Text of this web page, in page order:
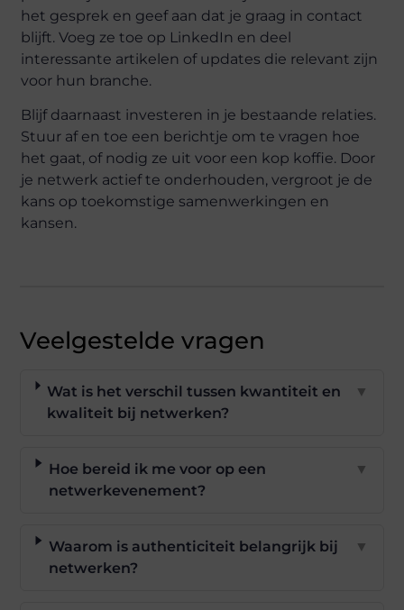
het gesprek en geef aan dat je graag in contact
blijft. Voeg ze toe op LinkedIn en deel
interessante artikelen of updates die relevant zijn
voor hun branche.
Blijf daarnaast investeren in je bestaande relaties.
Stuur af en toe een berichtje om te vragen hoe
het gaat, of nodig ze uit voor een kop koffie. Door
je netwerk actief te onderhouden, vergroot je de
kans op toekomstige samenwerkingen en
kansen.
Veelgestelde vragen
Wat is het verschil tussen kwantiteit en
kwaliteit bij netwerken?
▼
Hoe bereid ik me voor op een
netwerkevenement?
▼
Waarom is authenticiteit belangrijk bij
netwerken?
▼